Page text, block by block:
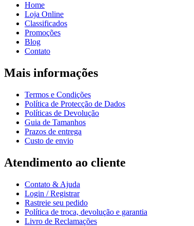
Home
Loja Online
Classificados
Promoções
Blog
Contato
Mais informações
Termos e Condições
Política de Protecção de Dados
Políticas de Devolução
Guia de Tamanhos
Prazos de entrega
Custo de envio
Atendimento ao cliente
Contato & Ajuda
Login / Registrar
Rastreie seu pedido
Política de troca, devolução e garantia
Livro de Reclamações